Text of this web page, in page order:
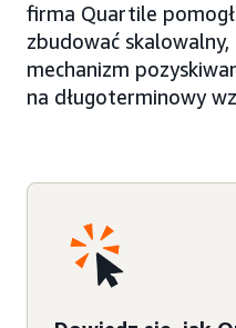
firma Quartile
zbudować
mechanizm
na długoterminowy